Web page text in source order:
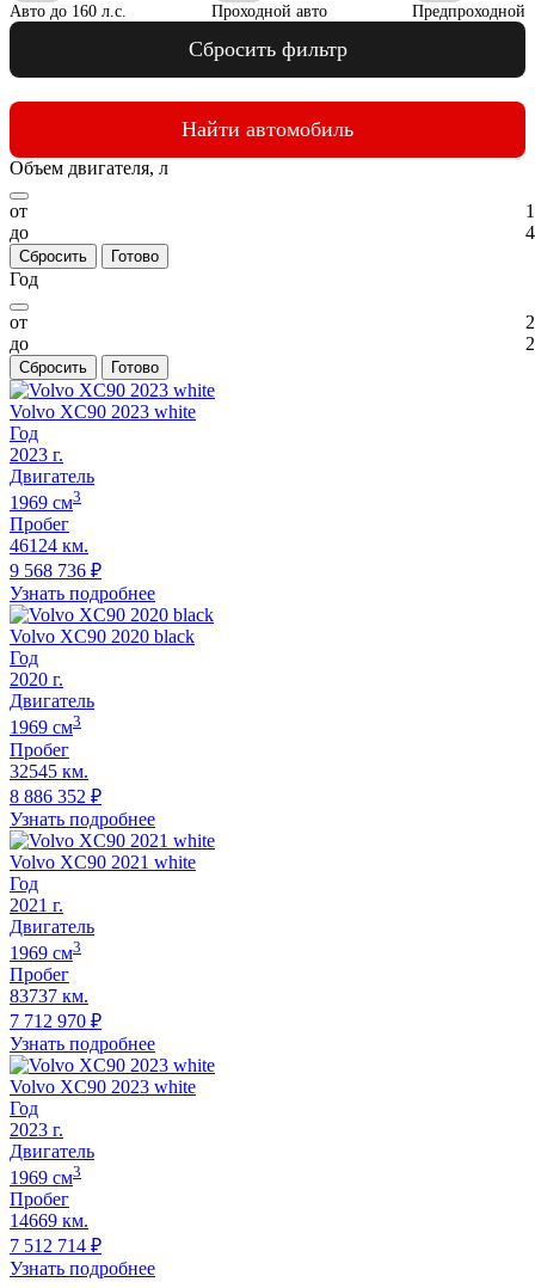
Авто до 160 л.с. Проходной авто Предпроходной
Сбросить фильтр
Найти автомобиль
Объем двигателя, л
от
до
Сбросить Готово
Год
от
до
Сбросить Готово
Volvo XC90 2023 white
Год
2023 г.
Двигатель
1969 cм3
Пробег
46124 км.
9 568 736 ₽
Узнать подробнее
Volvo XC90 2020 black
Год
2020 г.
Двигатель
1969 cм3
Пробег
32545 км.
8 886 352 ₽
Узнать подробнее
Volvo XC90 2021 white
Год
2021 г.
Двигатель
1969 cм3
Пробег
83737 км.
7 712 970 ₽
Узнать подробнее
Volvo XC90 2023 white
Год
2023 г.
Двигатель
1969 cм3
Пробег
14669 км.
7 512 714 ₽
Узнать подробнее